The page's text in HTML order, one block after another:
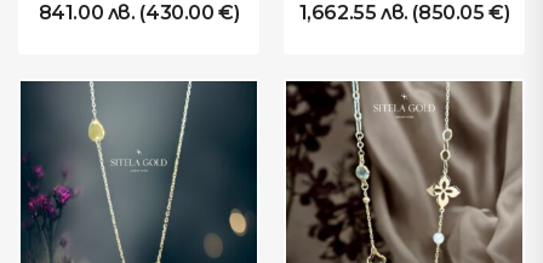
841.00 лв. (430.00€) 1,662.55 лв. (850.05€)